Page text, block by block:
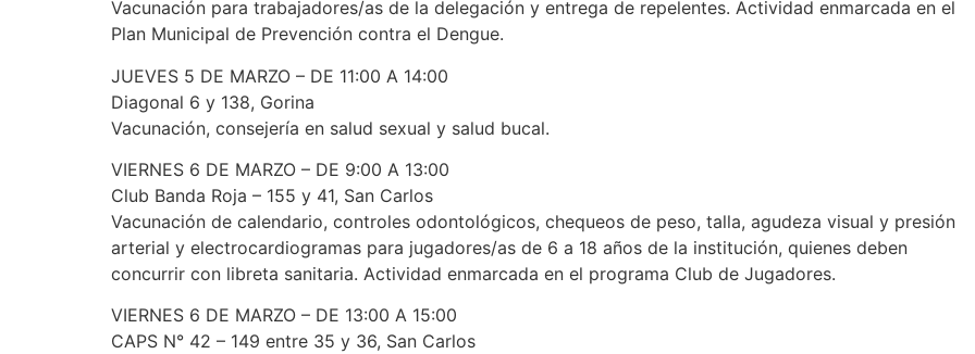
Vacunación para trabajadores/as de la delegación y entrega de repelentes. Actividad enmarcada en el
Plan Municipal de Prevención contra el Dengue.
JUEVES 5 DE MARZO – DE 11:00 A 14:00
Diagonal 6 y 138, Gorina
Vacunación, consejería en salud sexual y salud bucal.
VIERNES 6 DE MARZO – DE 9:00 A 13:00
Club Banda Roja – 155 y 41, San Carlos
Vacunación de calendario, controles odontológicos, chequeos de peso, talla, agudeza visual y presión
arterial y electrocardiogramas para jugadores/as de 6 a 18 años de la institución, quienes deben
concurrir con libreta sanitaria. Actividad enmarcada en el programa Club de Jugadores.
VIERNES 6 DE MARZO – DE 13:00 A 15:00
CAPS N° 42 – 149 entre 35 y 36, San Carlos